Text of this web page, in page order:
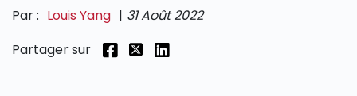
Par : Louis Yang | 31 Août 2022
Partager sur